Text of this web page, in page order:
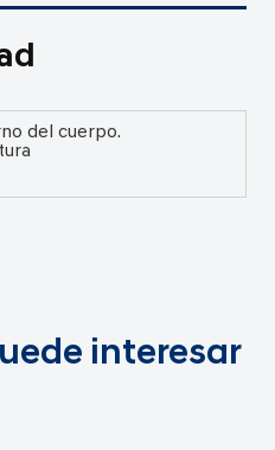
del cuerpo.
interesar